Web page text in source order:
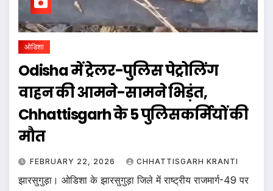
ओडिशा
Odisha में ट्रेलर-पुलिस पेट्रोलिंग
वाहन की आमने-सामने भिड़ंत,
Chhattisgarh के 5 पुलिसकर्मियों की
मौत
FEBRUARY 22, 2026 CHHATTISGARH KRANTI
झारसुगुड़ा। ओडिशा के झारसुगुड़ा जिले में राष्ट्रीय राजमार्ग-49 पर